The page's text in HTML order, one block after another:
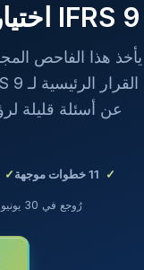
IFRS 9 اختيار القياس بالقيمة العادلة
يأخذ هذا الفاحص
عن أسئلة قليلة
11 خطوات موجهة
رُوجع في 30 يونيو 2026